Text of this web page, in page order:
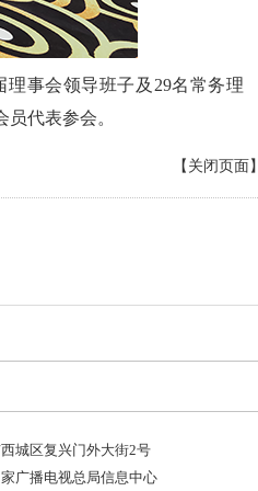
事会领导班子及29名常务理
代表参会。
【关闭页面】
城区复兴门外大街2号
广播电视总局信息中心